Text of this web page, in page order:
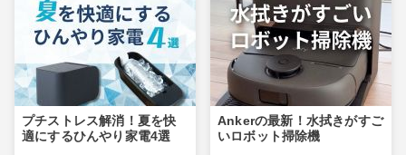
プチストレス解消！夏を快
適にするひんやり家電4選
Ankerの最新！水拭きがすご
いロボット掃除機